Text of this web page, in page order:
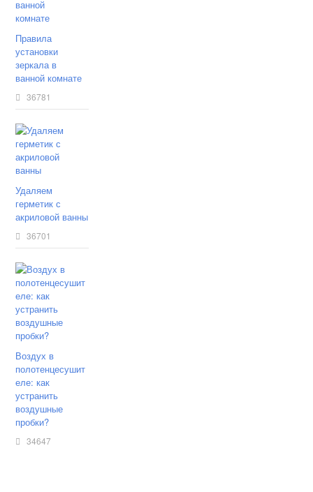
Правила
установки
зеркала в
ванной комнате
36781
Удаляем
герметик с
акриловой ванны
36701
Воздух в
полотенцесушит
еле: как
устранить
воздушные
пробки?
34647